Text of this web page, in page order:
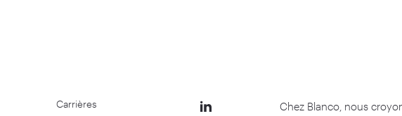
Carrières
Chez Blanco, nous